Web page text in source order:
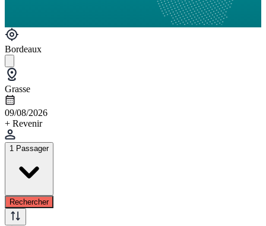
Bordeaux
Grasse
09/08/2026
+ Revenir
1 Passager
Rechercher